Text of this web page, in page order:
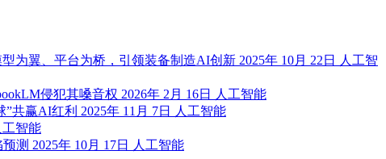
为翼、平台为桥，引领装备制造AI创新 2025年 10月 22日
人工智
侵犯其嗓音权 2026年 2月 16日
人工智能
”共赢AI红利 2025年 11月 7日
人工智能
工智能
测 2025年 10月 17日 人工智能